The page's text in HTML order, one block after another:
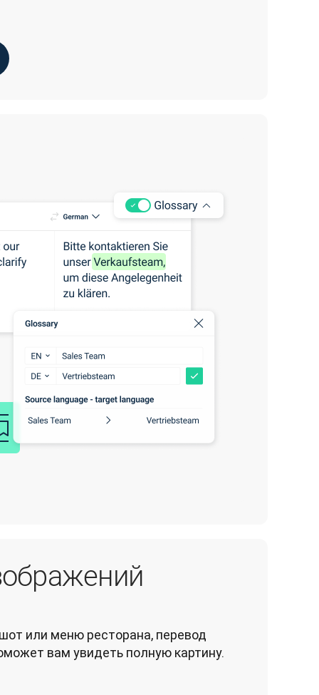
или меню ресторана, перевод
вам увидеть полную картину.